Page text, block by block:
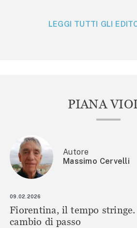
LEGGI TUTTI GLI
PIANA
Autore
Massimo Cervelli
09.02.2026
Fiorentina, il tempo stringe.
cambio di passo